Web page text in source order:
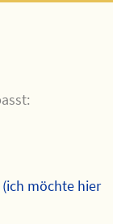
möchte hier